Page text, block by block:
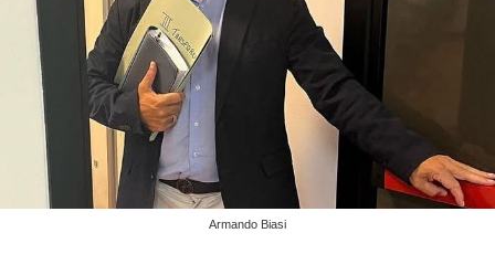
Armando Biasi